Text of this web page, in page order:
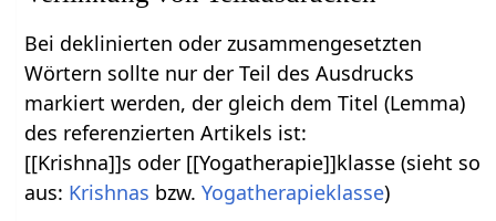
Bei deklinierten oder zusammengesetzten
Wörtern sollte nur der Teil des Ausdrucks
markiert werden, der gleich dem Titel (Lemma)
des referenzierten Artikels ist:
[[Krishna]]s oder [[Yogatherapie]]klasse (sieht so
aus: Krishnas bzw.Yogatherapieklasse)